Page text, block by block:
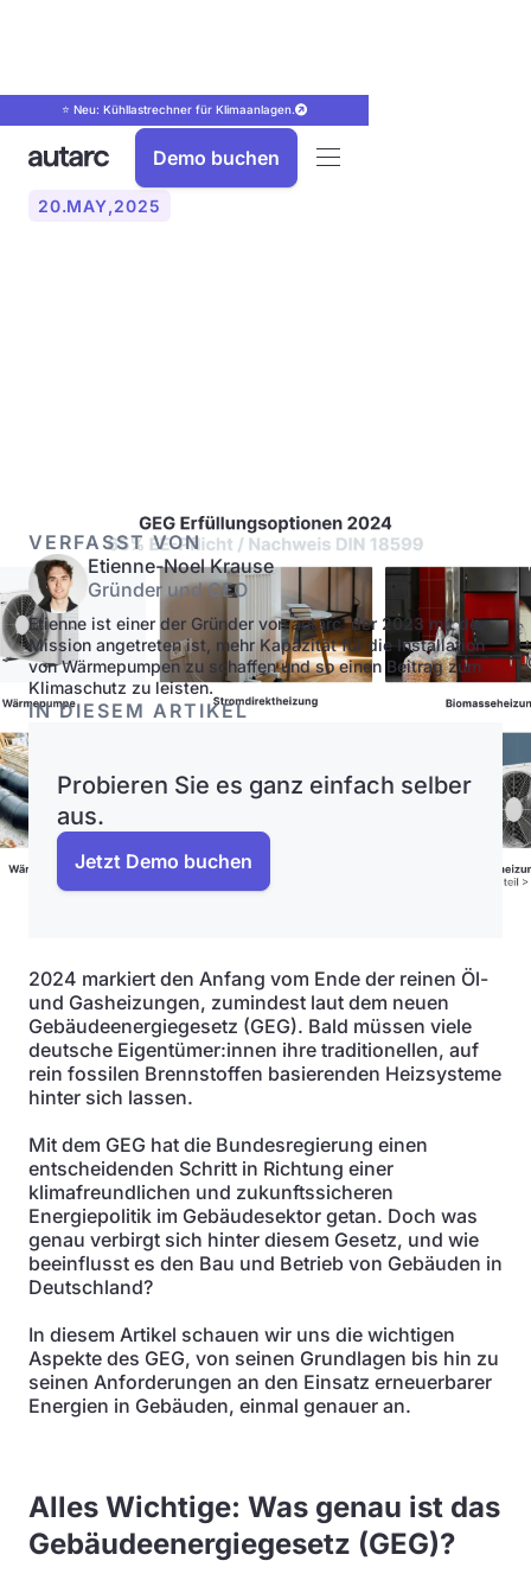
⭐ Neu: Kühllastrechner für Klimaanlagen.
Demo buchen
20.MAY,2025
VERFASST VON
Etienne-Noel Krause
Gründer und CEO
Etienne ist einer der Gründer von autarc, der 2023 mit der
Mission angetreten ist, mehr Kapazität für die Installation
von Wärmepumpen zu schaffen und so einen Beitrag zum
Klimaschutz zu leisten.
IN DIESEM ARTIKEL
Probieren Sie es ganz einfach selber
aus.
Jetzt Demo buchen
2024 markiert den Anfang vom Ende der reinen Öl-
und Gasheizungen, zumindest laut dem neuen
Gebäudeenergiegesetz (GEG). Bald müssen viele
deutsche Eigentümer:innen ihre traditionellen, auf
rein fossilen Brennstoffen basierenden Heizsysteme
hinter sich lassen.
Mit dem GEG hat die Bundesregierung einen
entscheidenden Schritt in Richtung einer
klimafreundlichen und zukunftssicheren
Energiepolitik im Gebäudesektor getan. Doch was
genau verbirgt sich hinter diesem Gesetz, und wie
beeinflusst es den Bau und Betrieb von Gebäuden in
Deutschland?
In diesem Artikel schauen wir uns die wichtigen
Aspekte des GEG, von seinen Grundlagen bis hin zu
seinen Anforderungen an den Einsatz erneuerbarer
Energien in Gebäuden, einmal genauer an.
Alles Wichtige: Was genau ist das
Gebäudeenergiegesetz (GEG)?